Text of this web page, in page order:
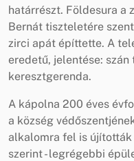
határrészt. Földesura a
Bernát tiszteletére
zirci apát építtette. A
eredetű, jelentése:
keresztgerenda.
A kápolna 200 éves
a község
alkalomra fel is újították
szerint - legrégebbi